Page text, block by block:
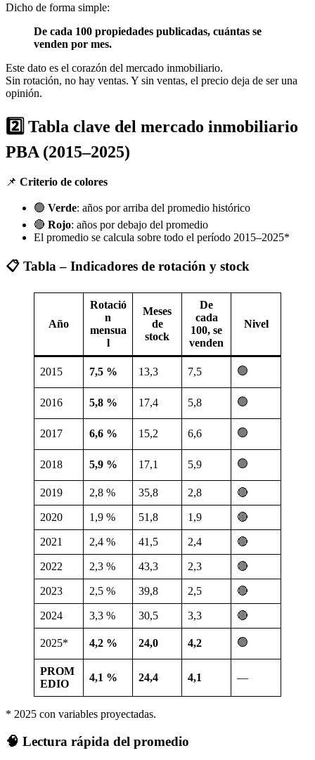
Dicho de forma simple:
De cada 100 propiedades publicadas, cuántas se
venden por mes.
Este dato es el corazón del mercado inmobiliario.
Sin rotación, no hay ventas. Y sin ventas, el precio deja de ser una
opinión.
2️⃣ Tabla clave del mercado inmobiliario
PBA (2015–2025)
📌 Criterio de colores
🟢 Verde: años por arriba del promedio histórico
🔴 Rojo: años por debajo del promedio
El promedio se calcula sobre todo el período 2015–2025*
📋 Tabla – Indicadores de rotación y stock
Año
Rotació
n
mensua
l
Meses
de
stock
De
cada
100, se
venden
Nivel
2015 7,5 % 13,3 7,5 🟢
2016 5,8 % 17,4 5,8 🟢
2017 6,6 % 15,2 6,6 🟢
2018 5,9 % 17,1 5,9 🟢
2019 2,8 % 35,8 2,8 🔴
2020 1,9 % 51,8 1,9 🔴
2021 2,4 % 41,5 2,4 🔴
2022 2,3 % 43,3 2,3 🔴
2023 2,5 % 39,8 2,5 🔴
2024 3,3 % 30,5 3,3 🔴
2025* 4,2 % 24,0 4,2 🟢
PROM
EDIO
4,1 % 24,4 4,1 —
* 2025 con variables proyectadas.
🧠 Lectura rápida del promedio